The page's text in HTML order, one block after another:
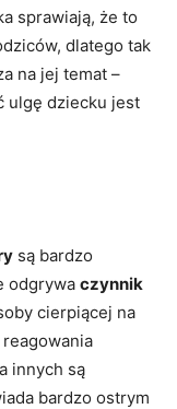
sprawiają, że to
dlatego tak
na jej temat –
ulgę dziecku jest
są bardzo
odgrywa czynnik
cierpiącej na
innych są
bardzo ostrym